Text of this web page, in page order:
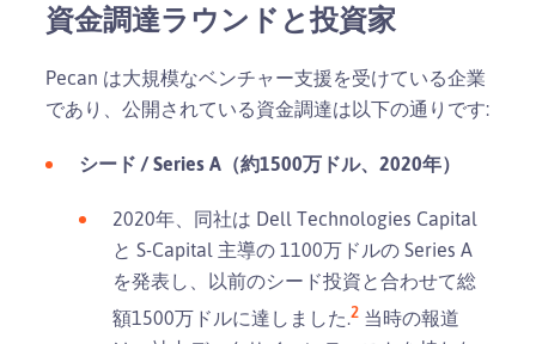
資金調達ラウンドと投資家
Pecan は大規模なベンチャー支援を受けている企業
であり、公開されている資金調達は以下の通りです:
シード / Series A（約1500万ドル、2020年）
2020年、同社は Dell Technologies Capital
と S-Capital 主導の 1100万ドルの Series A
を発表し、以前のシード投資と合わせて総
額1500万ドルに達しました.2 当時の報道